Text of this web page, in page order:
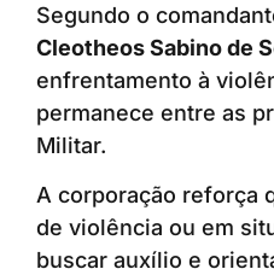
Segundo o
Cleotheos Sabino de
enfrentamento à
permanece entre as
Militar.
A corporação reforça
de violência ou em
buscar auxílio e